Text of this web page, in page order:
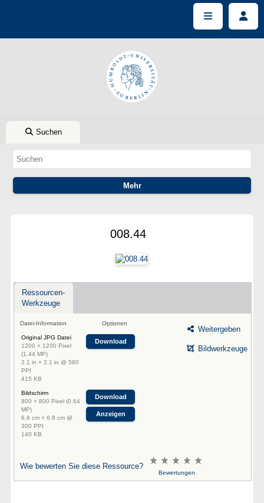
Suchen
008.44
Ressourcen-
Werkzeuge
Datei-Information Optionen
Original JPG Datei
1200 × 1200 Pixel
(1.44 MP)
2.1 in × 2.1 in @ 580
PPI
415 KB
Download
Bildschirm
800 × 800 Pixel (0.64
MP)
6.8 cm × 6.8 cm @
300 PPI
140 KB
Download
Anzeigen
Weitergeben
Bildwerkzeuge
Wie bewerten Sie diese Ressource?
Bewertungen